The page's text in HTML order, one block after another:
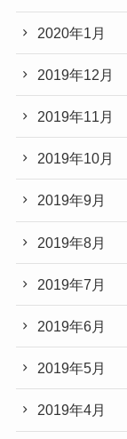
2020年1月
2019年12月
2019年11月
2019年10月
2019年9月
2019年8月
2019年7月
2019年6月
2019年5月
2019年4月